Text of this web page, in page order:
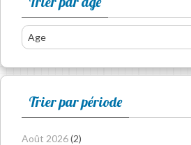
Age
Trier par période
Août 2026(2)